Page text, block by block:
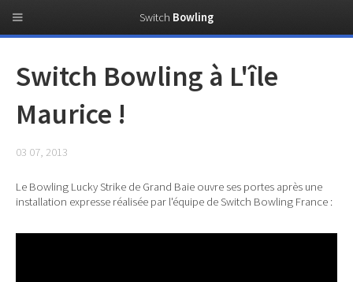
Switch Bowling à L'île
Maurice !
03 07, 2013
Le Bowling Lucky Strike de Grand Baie ouvre ses portes après une
installation expresse réalisée par l'équipe de Switch Bowling France :
Switch Bowling